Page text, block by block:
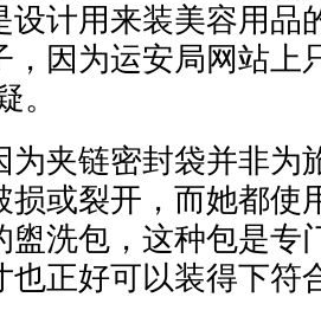
设计用来装美容用品
，因为运安局网站上
。
夹链密封袋并非为
损或裂开，而她都使
盥洗包，这种包是专
也正好可以装得下符